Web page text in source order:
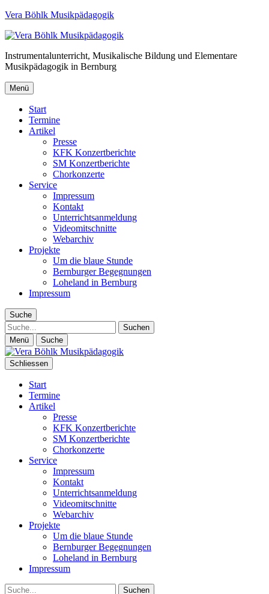
Vera Böhlk Musikpädagogik
Instrumentalunterricht, Musikalische Bildung und Elementare
Musikpädagogik in Bernburg
Menü
Start
Termine
Artikel
Presse
KFK Konzertberichte
SM Konzertberichte
Chorkonzerte
Service
Impressum
Kontakt
Unterrichtsanmeldung
Videomitschnitte
Webarchiv
Projekte
Um die blaue Stunde
Bernburger Begegnungen
Loheland in Bernburg
Impressum
Suche
Suche
Menü Suche
Schliessen
Start
Termine
Artikel
Presse
KFK Konzertberichte
SM Konzertberichte
Chorkonzerte
Service
Impressum
Kontakt
Unterrichtsanmeldung
Videomitschnitte
Webarchiv
Projekte
Um die blaue Stunde
Bernburger Begegnungen
Loheland in Bernburg
Impressum
Suche